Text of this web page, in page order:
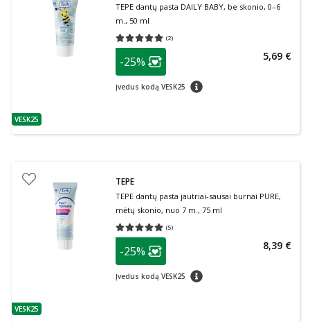
patarimas
VESK25
TEPE dantų pasta DAILY BABY, be skonio, 0–6
m., 50 ml
(2)
Vidutinis įvertinimas 5.00
patarimas
Lojalumo klubo narių nuolaida
-25%
Įvedus kodą VESK25 patarimas
5,69 €
patarimas
VESK25
TEPE
TEPE dantų pasta jautriai-sausai burnai PURE,
mėtų skonio, nuo 7 m., 75 ml
(5)
Vidutinis įvertinimas 5.00
patarimas
Lojalumo klubo narių nuolaida
-25%
Įvedus kodą VESK25 patarimas
8,39 €